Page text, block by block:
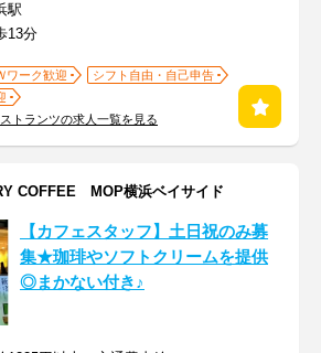
駅
13分
ワーク歓迎
シフト自由・自己申告
トランツの求人一覧を見る
COFFEE MOP横浜ベイサイド
【カフェスタッフ】土日祝のみ募
集★珈琲やソフトクリームを提供
◎まかない付き♪